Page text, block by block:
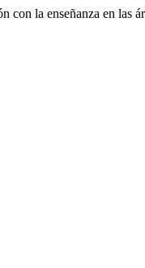
la enseñanza en las